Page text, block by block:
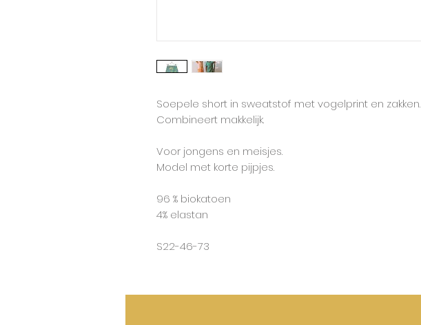
Soepele short in sweatstof met vogelprint en zakken.
Combineert makkelijk.
Voor jongens en meisjes.
Model met korte pijpjes.
96 % biokatoen
4% elastan
S22-46-73